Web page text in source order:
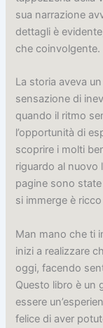
sua narrazione
dettagli è
che coinvolgente.
La storia aveva
sensazione di
quando il ritmo
l’opportunità di
scoprire i molti
riguardo al nuovo
pagine sono
si immerge è
Man mano che ti
inizi a realizzare
oggi, facendo
Questo libro è un
essere
felice di aver